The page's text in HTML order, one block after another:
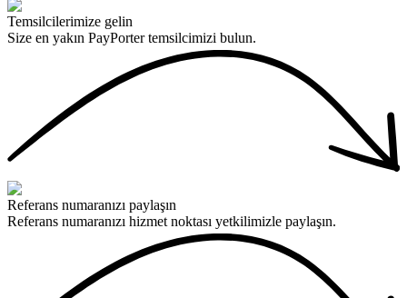
Temsilcilerimize gelin
Size en yakın PayPorter temsilcimizi bulun.
Referans numaranızı paylaşın
Referans numaranızı hizmet noktası yetkilimizle paylaşın.